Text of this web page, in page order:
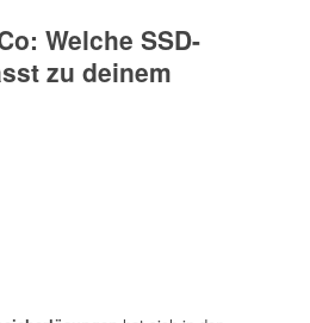
Welche SSD-
zu deinem